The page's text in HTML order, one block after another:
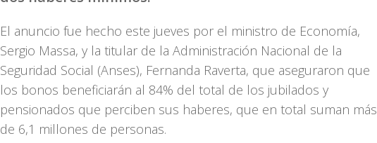
El anuncio fue hecho este jueves por el ministro de Economía,
Sergio Massa, y la titular de la Administración Nacional de la
Seguridad Social (Anses), Fernanda Raverta, que aseguraron que
los bonos beneficiarán al 84% del total de los jubilados y
pensionados que perciben sus haberes, que en total suman más
de 6,1 millones de personas.